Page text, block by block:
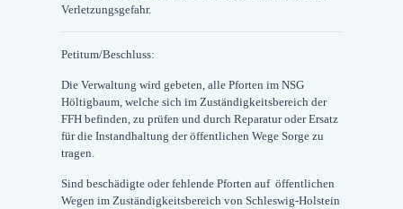
Verletzungsgefahr.
Petitum/Beschluss:
Die Verwaltung wird gebeten, alle Pforten im NSG
Höltigbaum, welche sich im Zuständigkeitsbereich der
FFH befinden, zu prüfen und durch Reparatur oder Ersatz
für die Instandhaltung der öffentlichen Wege Sorge zu
tragen.
Sind beschädigte oder fehlende Pforten auf öffentlichen
Wegen im Zuständigkeitsbereich von Schleswig-Holstein